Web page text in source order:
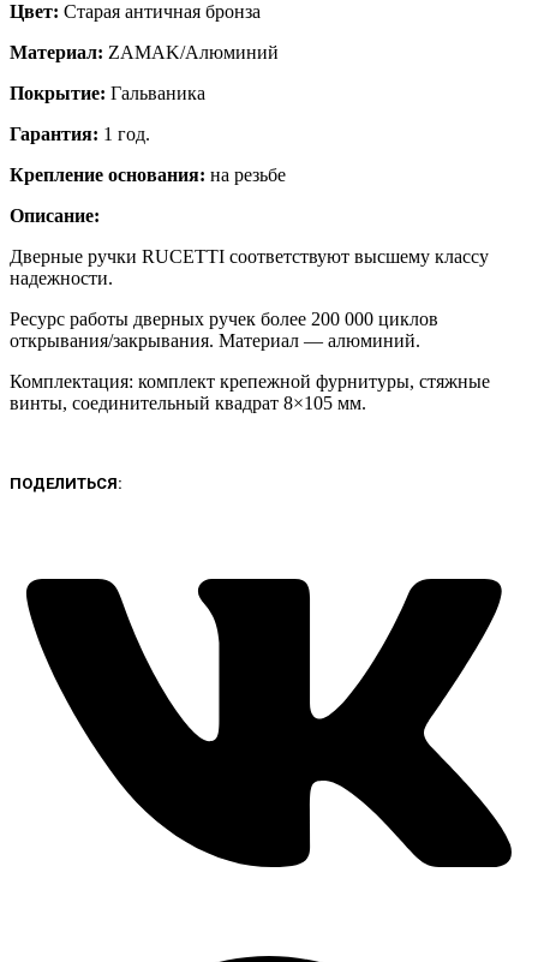
бронза
Цвет: Cтарая античная бронза
Материал: ZAMAK/Алюминий
Покрытие: Гальваника
Гарантия: 1 год.
Крепление основания: на резьбе
Описание:
Дверные ручки RUCETTI соответствуют высшему классу
надежности.
Ресурс работы дверных ручек более 200 000 циклов
открывания/закрывания. Материал — алюминий.
Комплектация: комплект крепежной фурнитуры, стяжные
винты, соединительный квадрат 8×105 мм.
ПОДЕЛИТЬСЯ: